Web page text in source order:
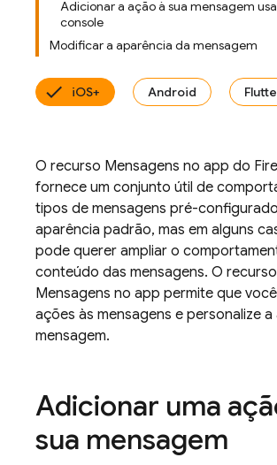
Adicionar a ação à sua mensagem
console
Modificar a aparência da mensagem
iOS+ Android
O recurso Mensagens no app do
fornece um conjunto útil de
tipos de mensagens pré-
aparência padrão, mas em alguns
pode querer ampliar o
conteúdo das mensagens. O
Mensagens no app permite que
ações às mensagens e personalize
mensagem.
Adicionar uma
sua mensagem